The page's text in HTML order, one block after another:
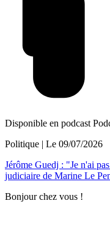
Disponible en podcast
Politique | Le 09/07/2026
Jérôme Guedj : "Je n'ai
judiciaire de Marine Le
Bonjour chez vous !